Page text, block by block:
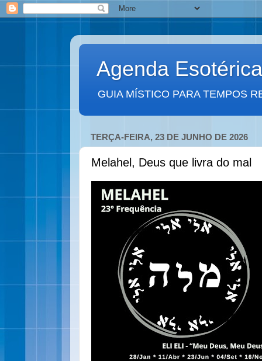
Agenda Esotérica
GUIA MÍSTICO PARA TEMPOS
TERÇA-FEIRA, 23 DE JUNHO DE 2026
Melahel, Deus que livra do mal